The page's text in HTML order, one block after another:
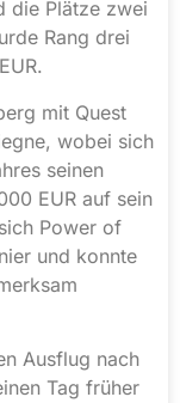
die Plätze zwei
Rang drei
mit Quest
wobei sich
seinen
EUR auf sein
Power of
und konnte
Ausflug nach
Tag früher